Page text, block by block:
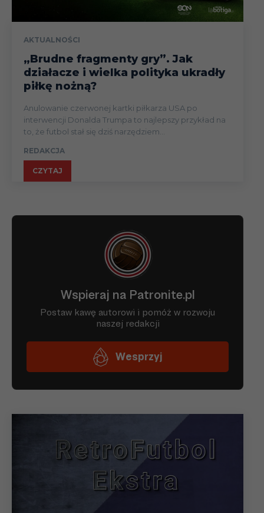
AKTUALNOŚCI
„Brudne fragmenty gry”. Jak
działacze i wielka polityka ukradły
piłkę nożną?
Anulowanie czerwonej kartki piłkarza USA po
interwencji Donalda Trumpa to najlepszy przykład na
to, że futbol stał się dziś narzędziem...
REDAKCJA
CZYTAJ